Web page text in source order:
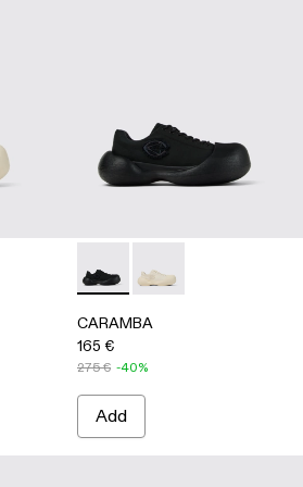
002 - WHITE001 - BLACK
CARAMBA - A500051-001 -
CARAMBA -
CARAMBA
165 €
275 € -40%
Add